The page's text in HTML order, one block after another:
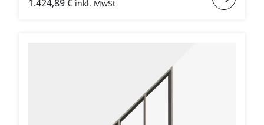
1.424,89€ inkl. MwSt
: